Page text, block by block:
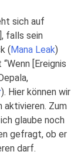
sich auf
falls sein
(Mana Leak)
[Ereignis
). Hier können wir
aktivieren. Zum
glaube noch
gefragt, ob er
darf.